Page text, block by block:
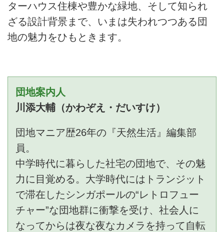
ターハウス住棟や豊かな緑地、そして知られ
ざる設計背景まで、いまは失われつつある団
地の魅力をひもときます。
団地案内人
川添大輔（かわぞえ・だいすけ）
団地マニア歴26年の『天然生活』編集部
員。
中学時代に暮らした社宅の団地で、その魅
力に目覚める。大学時代にはトランジット
で滞在したシンガポールの“レトロフュー
チャー”な団地群に衝撃を受け、社会人に
なってからは夜な夜なカメラを持って自転